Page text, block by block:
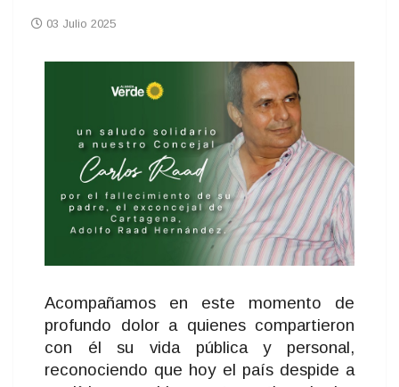
03 Julio 2025
Acompañamos en este momento de
profundo dolor a quienes compartieron
con él su vida pública y personal,
reconociendo que hoy el país despide a